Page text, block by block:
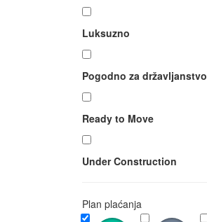
Luksuzno
Pogodno za državljanstvo
Ready to Move
Under Construction
Plan plaćanja